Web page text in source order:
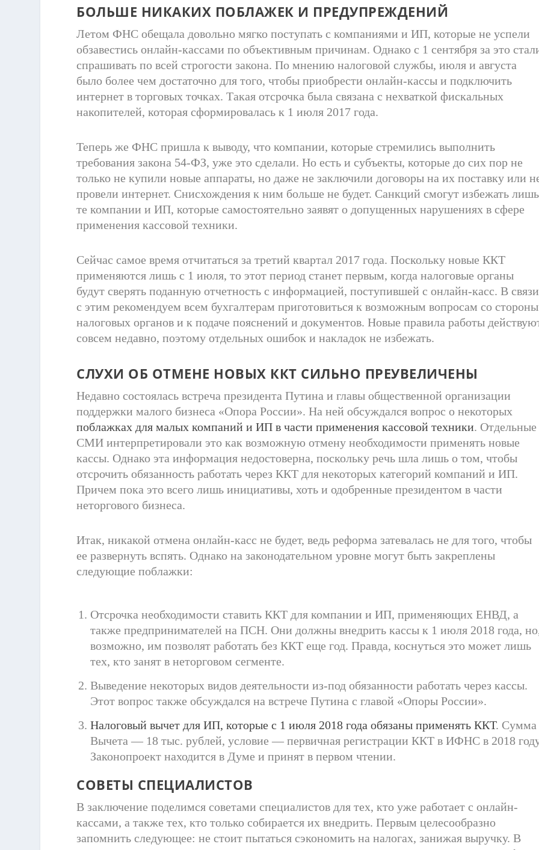
БОЛЬШЕ НИКАКИХ ПОБЛАЖЕК И ПРЕДУПРЕЖДЕНИЙ
Летом ФНС обещала довольно мягко поступать с компаниями и ИП, которые не успели
обзавестись онлайн-кассами по объективным причинам. Однако с 1 сентября за это
спрашивать по всей строгости закона. По мнению налоговой службы, июля и августа
было более чем достаточно для того, чтобы приобрести онлайн-кассы и подключить
интернет в торговых точках. Такая отсрочка была связана с нехваткой фискальных
накопителей, которая сформировалась к 1 июля 2017 года.
Теперь же ФНС пришла к выводу, что компании, которые стремились выполнить
требования закона 54-ФЗ, уже это сделали. Но есть и субъекты, которые до сих пор не
только не купили новые аппараты, но даже не заключили договоры на их поставку или
провели интернет. Снисхождения к ним больше не будет. Санкций смогут избежать лишь
те компании и ИП, которые самостоятельно заявят о допущенных нарушениях в сфере
применения кассовой техники.
Сейчас самое время отчитаться за третий квартал 2017 года. Поскольку новые ККТ
применяются лишь с 1 июля, то этот период станет первым, когда налоговые органы
будут сверять поданную отчетность с информацией, поступившей с онлайн-касс. В связи
с этим рекомендуем всем бухгалтерам приготовиться к возможным вопросам со стороны
налоговых органов и к подаче пояснений и документов. Новые правила работы
совсем недавно, поэтому отдельных ошибок и накладок не избежать.
СЛУХИ ОБ ОТМЕНЕ НОВЫХ ККТ СИЛЬНО ПРЕУВЕЛИЧЕНЫ
Недавно состоялась встреча президента Путина и главы общественной организации
поддержки малого бизнеса «Опора России». На ней обсуждался вопрос о некоторых
поблажках для малых компаний и ИП в части применения кассовой техники. Отдельные
СМИ интерпретировали это как возможную отмену необходимости применять новые
кассы. Однако эта информация недостоверна, поскольку речь шла лишь о том, чтобы
отсрочить обязанность работать через ККТ для некоторых категорий компаний и ИП.
Причем пока это всего лишь инициативы, хоть и одобренные президентом в части
неторгового бизнеса.
Итак, никакой отмена онлайн-касс не будет, ведь реформа затевалась не для того, чтобы
ее развернуть вспять. Однако на законодательном уровне могут быть закреплены
следующие поблажки:
Отсрочка необходимости ставить ККТ для компании и ИП, применяющих ЕНВД, а
также предпринимателей на ПСН. Они должны внедрить кассы к 1 июля 2018 года,
возможно, им позволят работать без ККТ еще год. Правда, коснуться это может лишь
тех, кто занят в неторговом сегменте.
Выведение некоторых видов деятельности из-под обязанности работать через кассы.
Этот вопрос также обсуждался на встрече Путина с главой «Опоры России».
Налоговый вычет для ИП, которые с 1 июля 2018 года обязаны применять ККТ. Сумма
Вычета — 18 тыс. рублей, условие — первичная регистрации ККТ в ИФНС в 2018
Законопроект находится в Думе и принят в первом чтении.
СОВЕТЫ СПЕЦИАЛИСТОВ
В заключение поделимся советами специалистов для тех, кто уже работает с онлайн-
кассами, а также тех, кто только собирается их внедрить. Первым целесообразно
запомнить следующее: не стоит пытаться сэкономить на налогах, занижая выручку. В